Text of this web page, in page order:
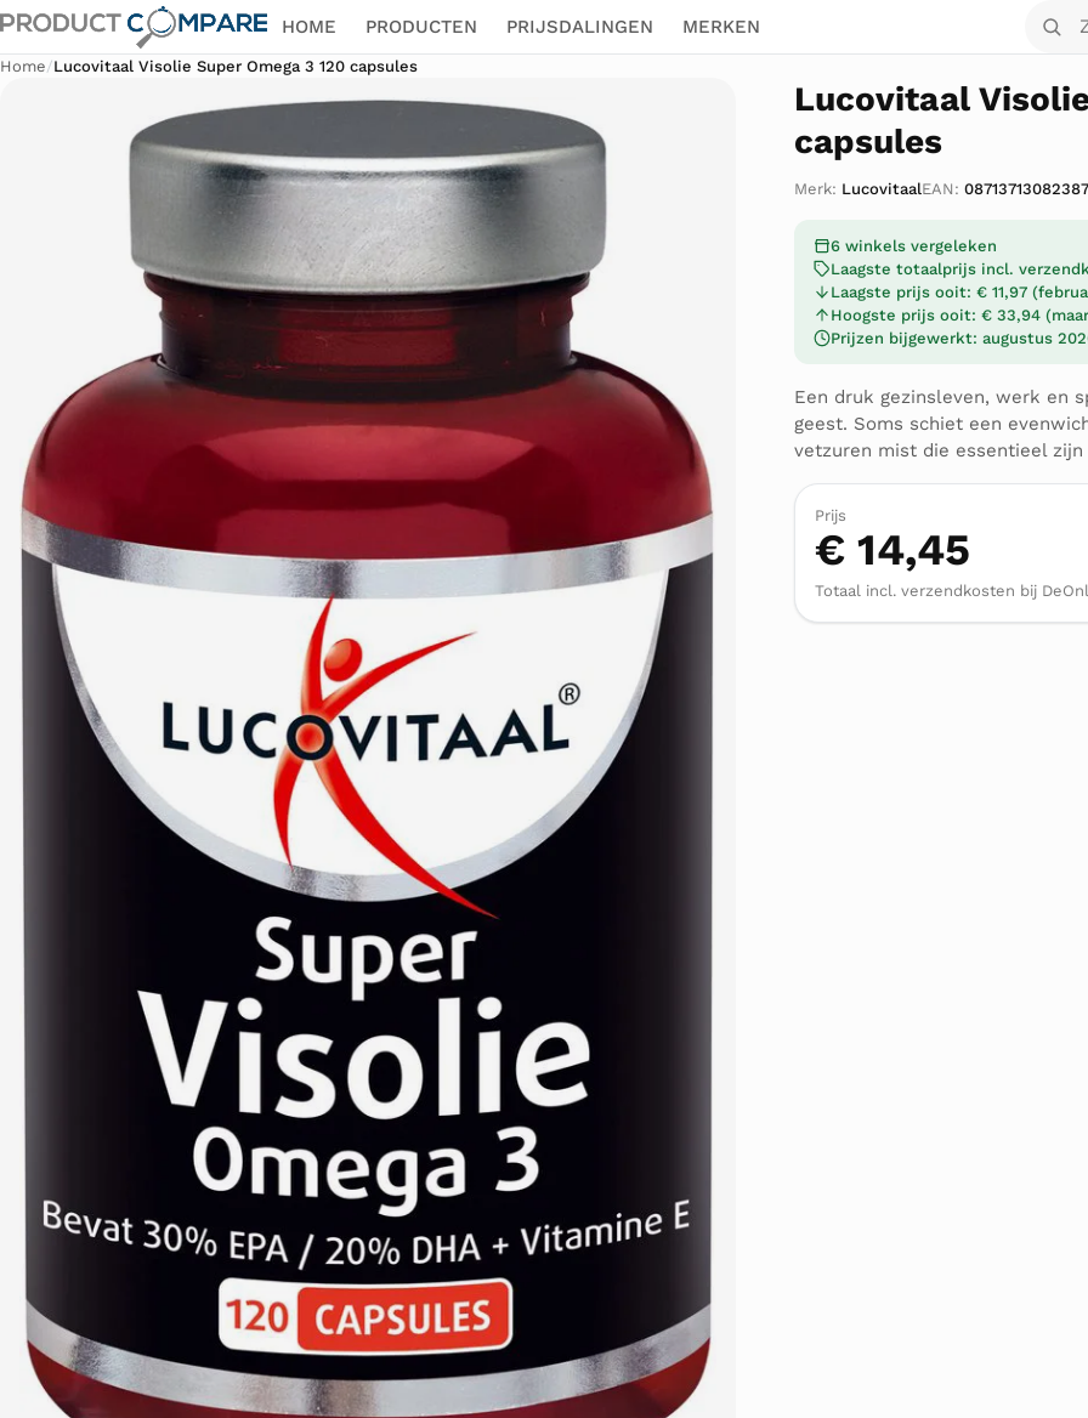
HOME PRODUCTEN PRIJSDALINGEN MERKEN
Zoek
Home/Lucovitaal Visolie Super Omega 3 120 capsules
Lucovitaal
capsules
Merk: LucovitaalEAN: 08713713082387
6 winkels vergeleken
Laagste totaalprijs incl.
Laagste prijs ooit: € 11,97
Hoogste prijs ooit: € 33,94
Prijzen bijgewerkt: augustus
Een druk gezinsleven, werk en
geest. Soms schiet een
vetzuren mist die essentieel
Prijs
€ 14,45
Totaal incl. verzendkosten bij